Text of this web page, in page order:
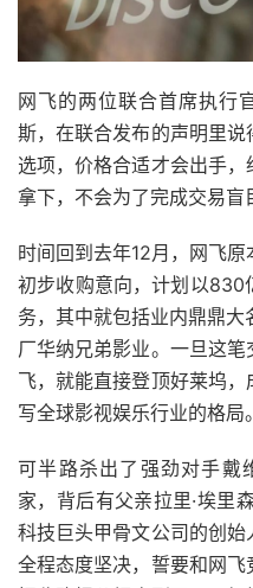
网飞的两位联合首席执行
斯，在联合发布的声明里
选项，价格合适才会出手
拿下，不会为了完成交易盲
时间回到去年12月，网飞
初步收购意向，计划以830
务，其中就包括业内鼎鼎
厂华纳兄弟影业。一旦这
飞，就能直接登顶好莱坞
写全球影视娱乐行业的格局。
可半路杀出了强劲对手戴
家，背后有父亲拉里·埃里
科技巨头甲骨文公司的创
全程态度坚决，誓要和网